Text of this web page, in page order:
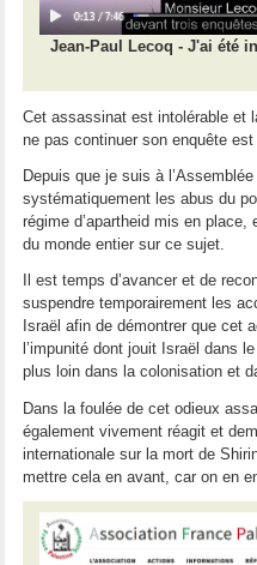
Jean-Paul Lecoq - J'ai été
Cet assassinat est intolérable et
ne pas continuer son enquête est
Depuis que je suis à
systématiquement les abus du
régime d’apartheid mis en
du monde entier sur ce sujet.
Il est temps d’avancer et de
suspendre temporairement les
Israël afin de démontrer que cet
l’impunité dont jouit Israël dans
plus loin dans la colonisation et
Dans la foulée de cet odieux
également vivement réagit et
internationale sur la mort de
mettre cela en avant, car on en